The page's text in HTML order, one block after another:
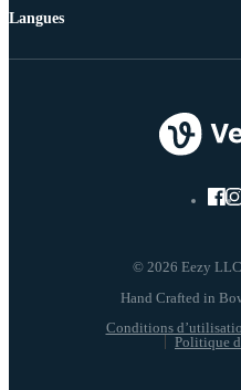
© 2026 Eezy
Conditions
Politique
Langues